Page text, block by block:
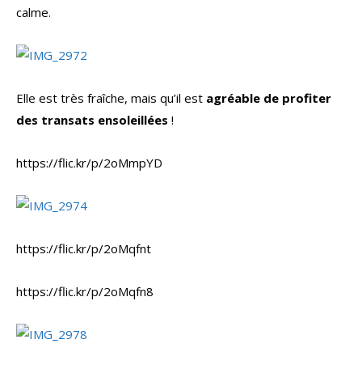
calme.
Elle est très fraîche, mais qu’il est agréable de profiter
des transats ensoleillées !
https://flic.kr/p/2oMmpYD
https://flic.kr/p/2oMqfnt
https://flic.kr/p/2oMqfn8